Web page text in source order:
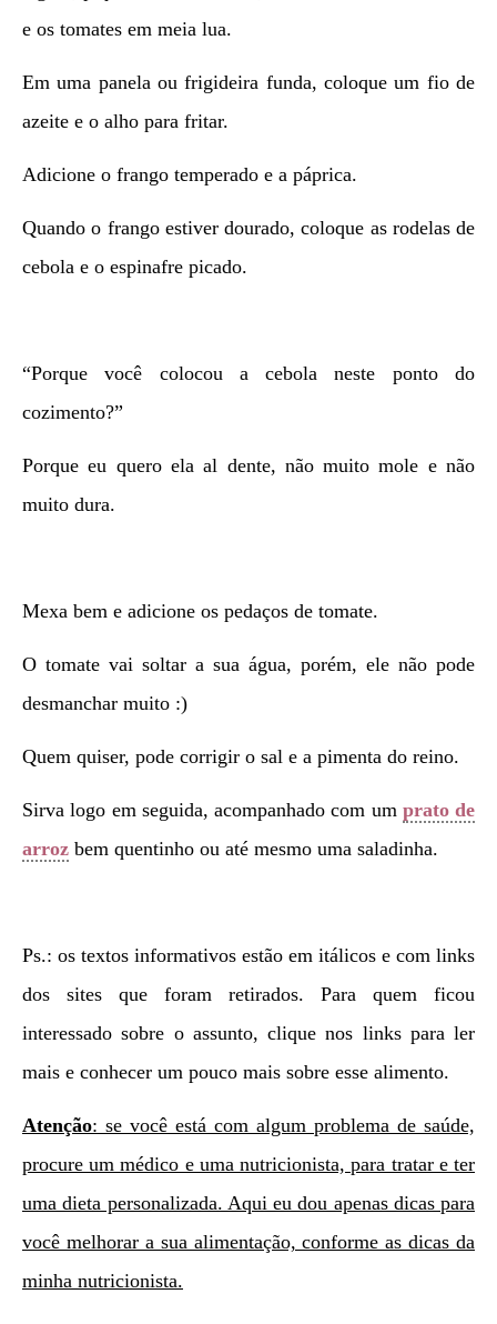
e os tomates em meia lua.
Em uma panela ou frigideira funda, coloque um fio de
azeite e o alho para fritar.
Adicione o frango temperado e a páprica.
Quando o frango estiver dourado, coloque as rodelas de
cebola e o espinafre picado.
“Porque você colocou a cebola neste ponto do
cozimento?”
Porque eu quero ela al dente, não muito mole e não
muito dura.
Mexa bem e adicione os pedaços de tomate.
O tomate vai soltar a sua água, porém, ele não pode
desmanchar muito :)
Quem quiser, pode corrigir o sal e a pimenta do reino.
Sirva logo em seguida, acompanhado com um prato de
arroz bem quentinho ou até mesmo uma saladinha.
Ps.: os textos informativos estão em itálicos e com links
dos sites que foram retirados. Para quem ficou
interessado sobre o assunto, clique nos links para ler
mais e conhecer um pouco mais sobre esse alimento.
Atenção: se você está com algum problema de saúde,
procure um médico e uma nutricionista, para tratar e ter
uma dieta personalizada. Aqui eu dou apenas dicas para
você melhorar a sua alimentação, conforme as dicas da
minha nutricionista.